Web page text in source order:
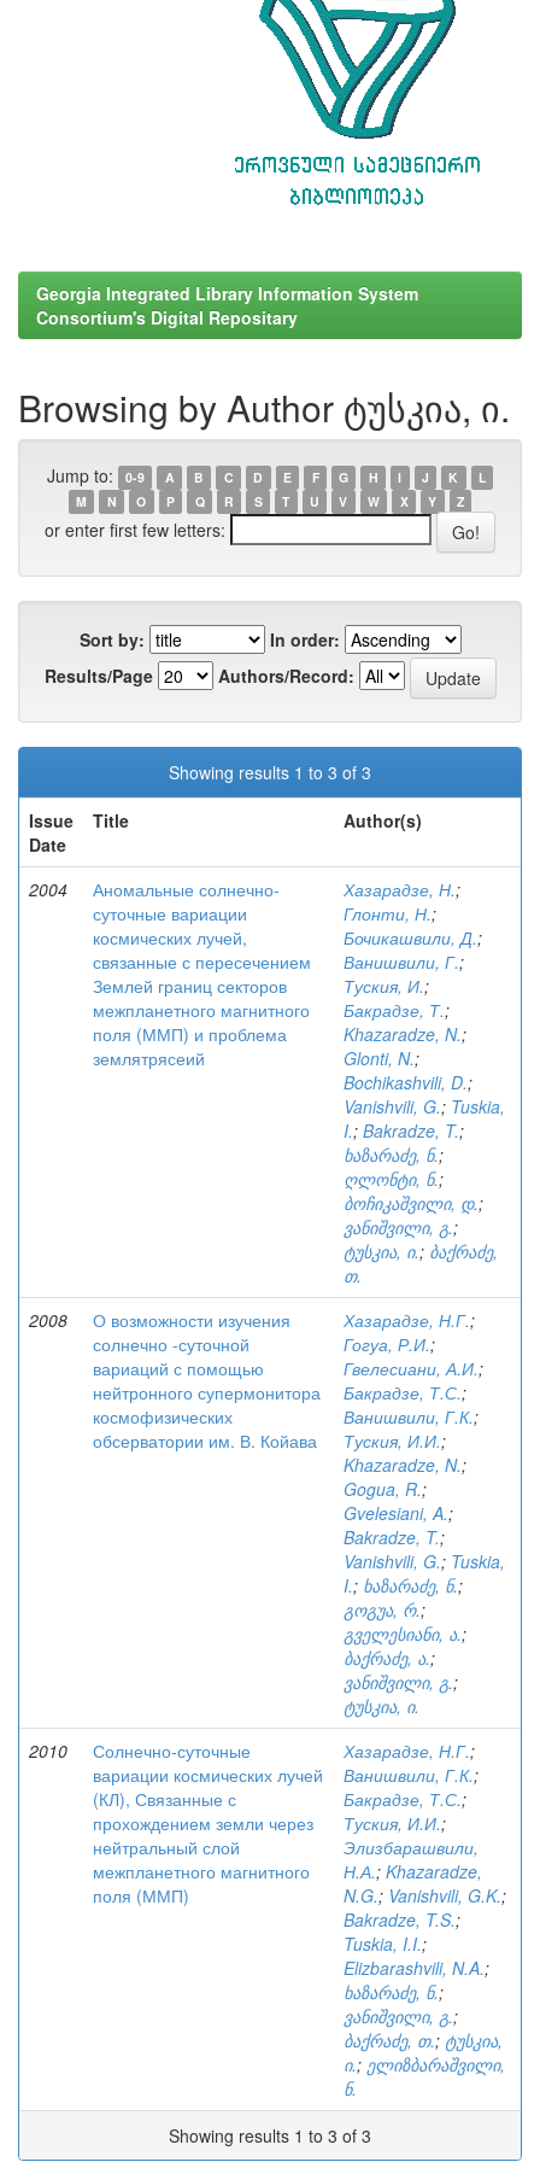
Georgia Integrated Library Information System
Consortium's Digital Repositary
Browsing by Author ტუსკია, ი.
Jump to: 0-9 A B C D E F G H I J K
L
M
N O P Q R S T U V W X Y Z
or enter first few letters:
Sort by:
In order:
Results/Page
Authors/Record:
Showing results 1 to 3 of 3
Issue
Date
Title Author(s)
2004
Аномальные солнечно-
суточные вариации
космических лучей,
связанные с пересечением
Землей границ секторов
межпланетного магнитного
поля (ММП) и проблема
землятрясеий
Хазарадзе, Н.;
Глонти, Н.;
Бочикашвили, Д.;
Ванишвили, Г.;
Туския, И.;
Бакрадзе, Т.;
Khazaradze, N.;
Glonti, N.;
Bochikashvili, D.;
Vanishvili, G.; Tuskia,
I.; Bakradze, T.;
ხაზარაძე, ნ.;
ღლონტი, ნ.;
ბოჩიკაშვილი, დ.;
ვანიშვილი, გ.;
ტუსკია, ი.; ბაქრაძე,
თ.
2008
О возможности изучения
солнечно -суточной
вариаций с помощью
нейтронного супермонитора
космофизических
обсерватории им. В. Койава
Хазарадзе, Н.Г.;
Гогуа, Р.И.;
Гвелесиани, А.И.;
Бакрадзе, Т.С.;
Ванишвили, Г.К.;
Туския, И.И.;
Khazaradze, N.;
Gogua, R.;
Gvelesiani, A.;
Bakradze, T.;
Vanishvili, G.; Tuskia,
I.; ხაზარაძე, ნ.;
გოგუა, რ.;
გველესიანი, ა.;
ბაქრაძე, ა.;
ვანიშვილი, გ.;
ტუსკია, ი.
2010
Солнечно-суточные
вариации космических лучей
(КЛ), Связанные с
прохождением земли через
нейтральный слой
межпланетного магнитного
поля (ММП)
Хазарадзе, Н.Г.;
Ванишвили, Г.К.;
Бакрадзе, Т.С.;
Туския, И.И.;
Элизбарашвили,
Н.А.; Khazaradze,
N.G.; Vanishvili, G.K.;
Bakradze, T.S.;
Tuskia, I.I.;
Elizbarashvili, N.A.;
ხაზარაძე, ნ.;
ვანიშვილი, გ.;
ბაქრაძე, თ.; ტუსკია,
ი.; ელიზბარაშვილი,
ნ.
Showing results 1 to 3 of 3